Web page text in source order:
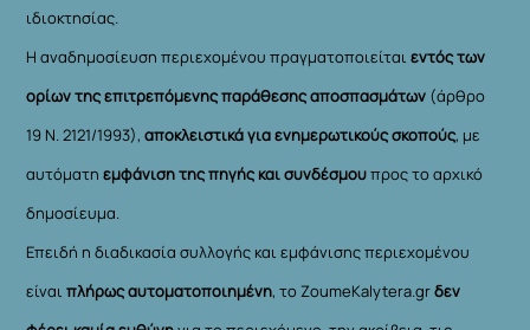
ιδιοκτησίας.
Η αναδημοσίευση περιεχομένου πραγματοποιείταιεντός των
ορίων της επιτρεπόμενης παράθεσης αποσπασμάτων (άρθρο
19 Ν. 2121/1993), αποκλειστικά για ενημερωτικούς σκοπούς, με
αυτόματηεμφάνιση της πηγής και συνδέσμουπρος το αρχικό
δημοσίευμα.
Επειδή η διαδικασία συλλογής και εμφάνισης περιεχομένου
είναιπλήρως αυτοματοποιημένη, το ZoumeKalytera.grδεν